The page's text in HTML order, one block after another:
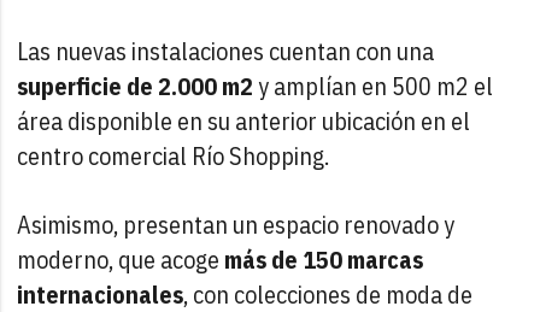
Las nuevas instalaciones cuentan con una
superficie de 2.000 m2y amplían en 500 m2 el
área disponible en su anterior ubicación en el
centro comercial Río Shopping.
Asimismo, presentan un espacio renovado y
moderno, que acoge más de 150 marcas
internacionales, con colecciones de moda de